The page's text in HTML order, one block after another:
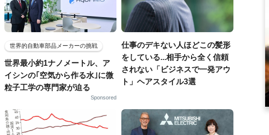
世界的自動車部品メーカーの挑戦
世界最小約1ナノメートル、ア
イシンの｢空気から作る水｣に微
粒子工学の専門家が迫る
Sponsored
仕事のデキない人ほどこの髪形
をしている...相手から全く信頼
されない「ビジネスで一発アウ
ト」ヘアスタイル3選